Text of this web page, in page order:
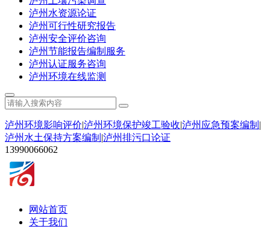
泸州水资源论证
泸州可行性研究报告
泸州安全评价咨询
泸州节能报告编制服务
泸州认证服务咨询
泸州环境在线监测
泸州环境影响评价|泸州环境保护竣工验收|泸州应急预案编制 |
泸州水土保持方案编制 |泸州排污口论证
13990066062
网站首页
关于我们